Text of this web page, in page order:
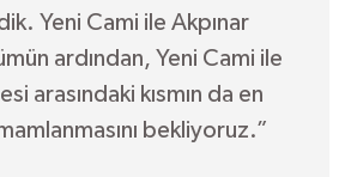
Yeni Cami ile Akpınar
ardından, Yeni Cami ile
arasındaki kısmın da en
bekliyoruz.”